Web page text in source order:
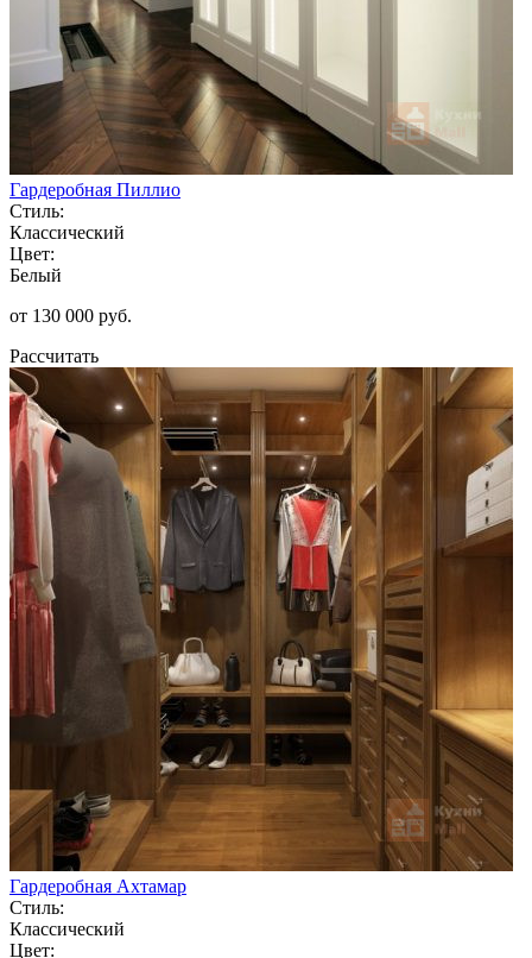
Гардеробная Пиллио
Стиль:
Классический
Цвет:
Белый
от 130 000 руб.
Рассчитать
Гардеробная Ахтамар
Стиль:
Классический
Цвет: